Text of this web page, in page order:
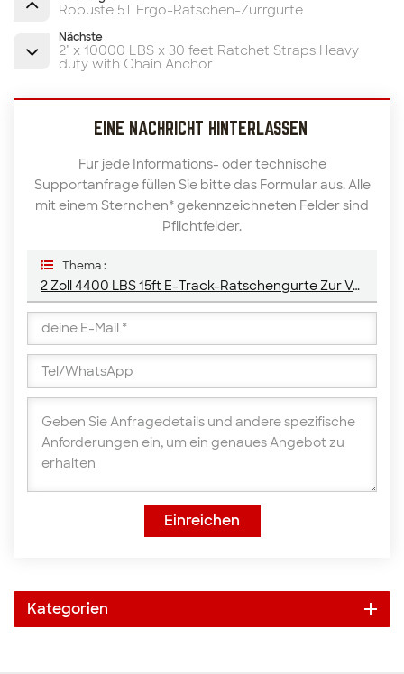
Robuste 5T Ergo-Ratschen-Zurrgurte
Nächste
2" x 10000 LBS x 30 feet Ratchet Straps Heavy
duty with Chain Anchor
EINE NACHRICHT HINTERLASSEN
Für jede Informations- oder technische
Supportanfrage füllen Sie bitte das Formular aus. Alle
mit einem Sternchen* gekennzeichneten Felder sind
Pflichtfelder.
Thema :
2 Zoll 4400 LBS 15ft E-Track-Ratschengurte Zur Verzurrung
Einreichen
Kategorien